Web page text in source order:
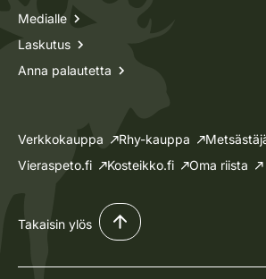
Medialle
Laskutus
Anna palautetta
Verkkokauppa Rhy-kauppa
Vieraspeto.fi
Kosteikko.fi Oma riista
Takaisin ylös